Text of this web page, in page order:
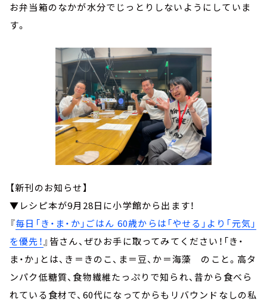
お弁当箱のなかが水分でじっとりしないようにしていま
す。
【新刊のお知らせ】
▼レシピ本が9月28日に小学館から出ます！
『毎日「き・ま・か」ごはん 60歳からは「やせる」より「元気」
を優先！』皆さん、ぜひお手に取ってみてください！「き・
ま・か」とは、き＝きのこ、ま＝豆、か＝海藻 のこと。高タ
ンパク低糖質、食物繊維たっぷりで知られ、昔から食べら
れている食材で、60代になってからもリバウンドなしの私